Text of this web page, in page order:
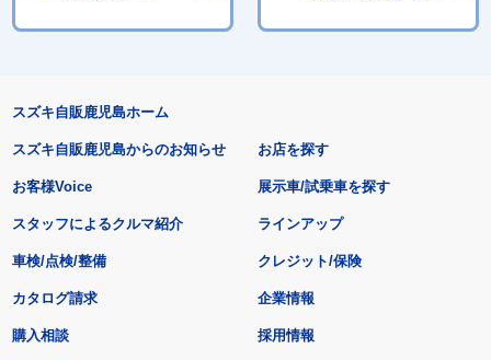
スズキ自販鹿児島ホーム
スズキ自販鹿児島からのお知らせ
お客様Voice
スタッフによるクルマ紹介
お店を探す
展示車/試乗車を探す
ラインアップ
車検/点検/整備 クレジット/保険
カタログ請求
購入相談
企業情報
採用情報